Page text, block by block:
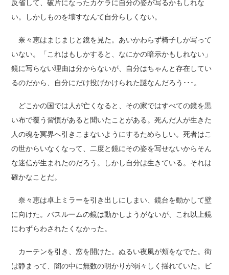
反省して、破片になったカケラに自分の姿が写るかもしれな
い。しかしものを壊すなんて自分らしくない。
奈々恵はまじまじと鏡を見た。あいかわらず椅子しか写って
いない。「これはもしかすると、なにかの暗示かもしれない」
鏡に写らない理由は分からないが、自分はちゃんと存在してい
るのだから、自分にだけ投げかけられた謎なんだろう･･･。
どこかの国では人が亡くなると、その家ではすべての鏡を黒
い布で覆う習慣があると聞いたことがある。死んだ人が生きた
人の魂を冥界へ引きこまないようにするためらしい。死者はこ
の世からいなくなって、二度と鏡にその姿を写せないからそん
な迷信が生まれたのだろう。しかし自分は生きている。それは
確かなことだ。
奈々恵は卓上ミラーを引き出しにしまい、鏡台を動かして壁
に向けた。バスルームの鏡は動かしようがないが、これ以上鏡
にわずらわされたくなかった。
カーテンを引き、窓を開けた。ぬるい夜風が頬をなでた。街
は静まって、闇の中に無数の明かりが弱々しく揺れていた。ビ